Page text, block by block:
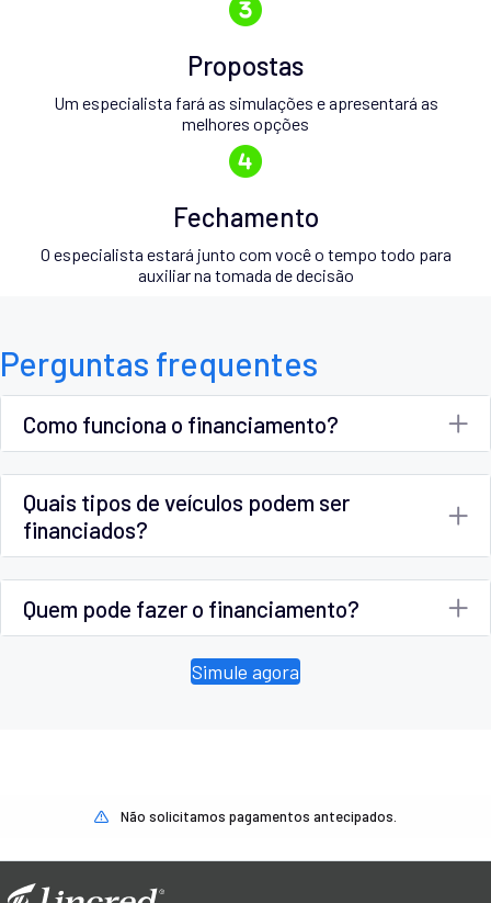
Propostas
Um especialista fará as simulações e apresentará as
melhores opções
Fechamento
O especialista estará junto com você o tempo todo para
auxiliar na tomada de decisão
Perguntas frequentes
Como funciona o financiamento?
Quais tipos de veículos podem ser
financiados?
Quem pode fazer o financiamento?
Simule agora
Não solicitamos pagamentos antecipados.